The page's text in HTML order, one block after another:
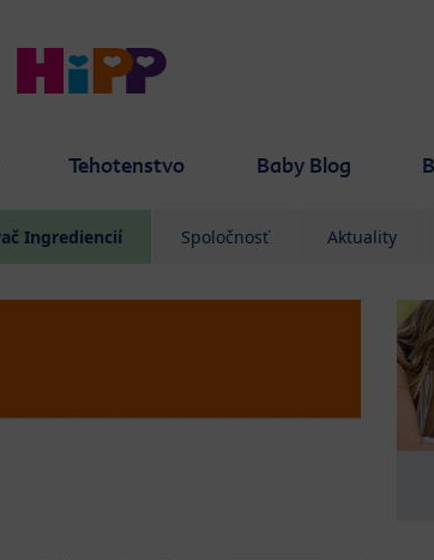
Tehotenstvo Baby Blog
Ingrediencií Spoločnosť Aktuality